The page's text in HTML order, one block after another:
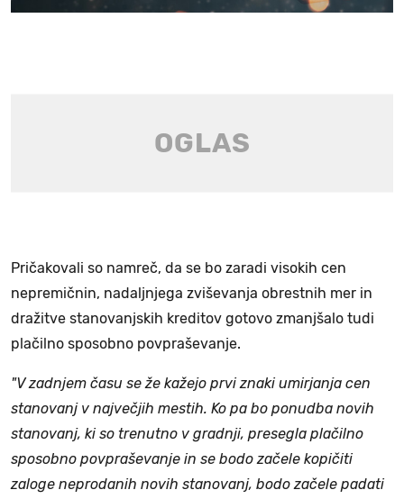
Pričakovali so namreč, da se bo zaradi visokih cen
nepremičnin, nadaljnjega zviševanja obrestnih mer in
dražitve stanovanjskih kreditov gotovo zmanjšalo tudi
plačilno sposobno povpraševanje.
"V zadnjem času se že kažejo prvi znaki umirjanja cen
stanovanj v največjih mestih. Ko pa bo ponudba novih
stanovanj, ki so trenutno v gradnji, presegla plačilno
sposobno povpraševanje in se bodo začele kopičiti
zaloge neprodanih novih stanovanj, bodo začele padati